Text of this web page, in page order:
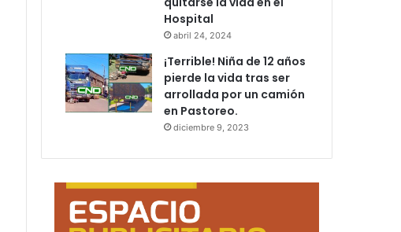
Hospital
abril 24, 2024
¡Terrible! Niña de 12 años
pierde la vida tras ser
arrollada por un camión
en Pastoreo.
diciembre 9, 2023